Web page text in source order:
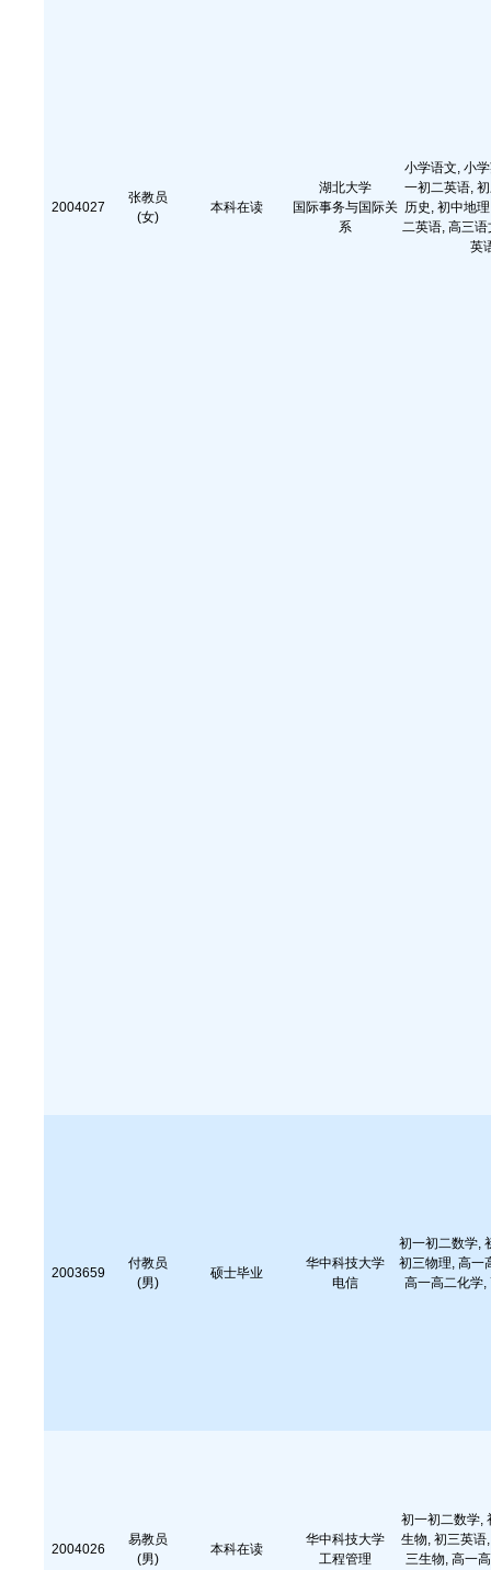
2004027
张教员
(女)
本科在读
湖北大学
国际事务与国际关
系
小学语文, 小
一初二英语,
历史, 初中地
二英语, 高三
英
2003659
付教员
(男)
硕士毕业
华中科技大学
电信
初一初二数学,
初三物理, 高一
高一高二化学,
2004026
易教员
(男)
本科在读
华中科技大学
工程管理
初一初二数学,
生物, 初三英语
三生物, 高一